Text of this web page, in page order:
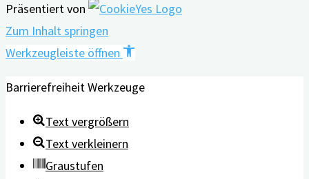
Präsentiert von
Zum Inhalt springen
Werkzeugleiste öffnen
Barrierefreiheit Werkzeuge
Text vergrößern
Text verkleinern
Graustufen